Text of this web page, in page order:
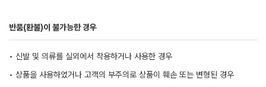
반품(환불)이 불가능한 경우
• 신발 및 의류를 실외에서 착용하거나 사용한 경우
• 상품을 사용하였거나 고객의 부주의로 상품이 훼손 또는 변형된 경우